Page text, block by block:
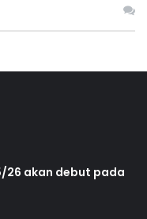
26 akan debut pada